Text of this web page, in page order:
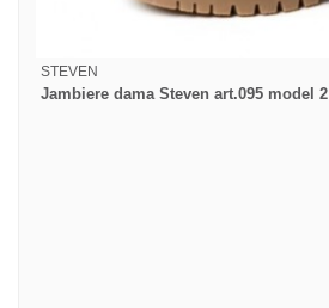
STEVEN
Jambiere dama Steven art.095 model 2